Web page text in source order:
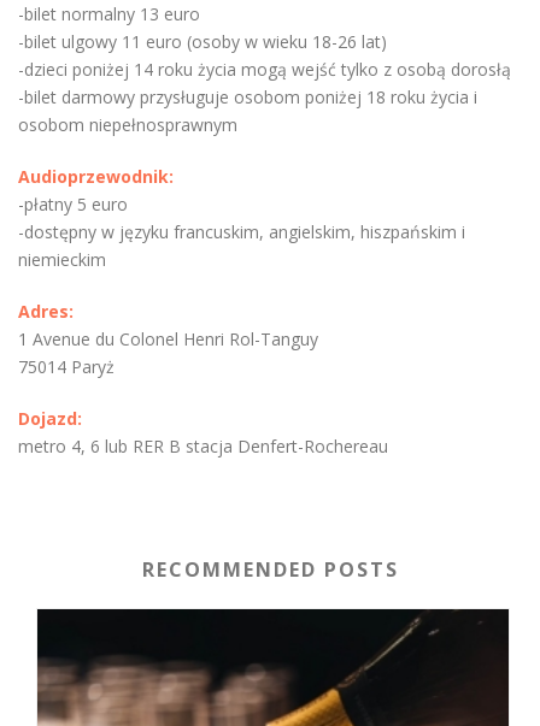
-bilet normalny 13 euro
-bilet ulgowy 11 euro (osoby w wieku 18-26 lat)
-dzieci poniżej 14 roku życia mogą wejść tylko z osobą dorosłą
-bilet darmowy przysługuje osobom poniżej 18 roku życia i
osobom niepełnosprawnym
Audioprzewodnik:
-płatny 5 euro
-dostępny w języku francuskim, angielskim, hiszpańskim i
niemieckim
Adres:
1 Avenue du Colonel Henri Rol-Tanguy
75014 Paryż
Dojazd:
metro 4, 6 lub RER B stacja Denfert-Rochereau
RECOMMENDED POSTS